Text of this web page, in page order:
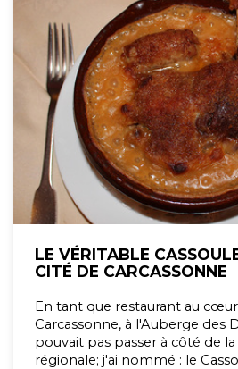
LE VÉRITABLE
CITÉ DE CARCASSONNE
En tant que restaurant au
Carcassonne, à l'Auberge des
pouvait pas passer à côté de
régionale; j'ai nommé : le